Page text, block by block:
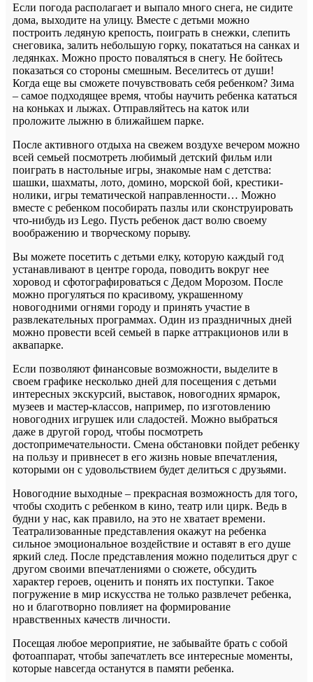
Если погода располагает и выпало много снега, не сидите
дома, выходите на улицу. Вместе с детьми можно
построить ледяную крепость, поиграть в снежки, слепить
снеговика, залить небольшую горку, покататься на санках и
ледянках. Можно просто поваляться в снегу. Не бойтесь
показаться со стороны смешным. Веселитесь от души!
Когда еще вы сможете почувствовать себя ребенком? Зима
– самое подходящее время, чтобы научить ребенка кататься
на коньках и лыжах. Отправляйтесь на каток или
проложите лыжню в ближайшем парке.
После активного отдыха на свежем воздухе вечером можно
всей семьей посмотреть любимый детский фильм или
поиграть в настольные игры, знакомые нам с детства:
шашки, шахматы, лото, домино, морской бой, крестики-
нолики, игры тематической направленности… Можно
вместе с ребенком пособирать пазлы или сконструировать
что-нибудь из Lego. Пусть ребенок даст волю своему
воображению и творческому порыву.
Вы можете посетить с детьми елку, которую каждый год
устанавливают в центре города, поводить вокруг нее
хоровод и сфотографироваться с Дедом Морозом. После
можно прогуляться по красивому, украшенному
новогодними огнями городу и принять участие в
развлекательных программах. Один из праздничных дней
можно провести всей семьей в парке аттракционов или в
аквапарке.
Если позволяют финансовые возможности, выделите в
своем графике несколько дней для посещения с детьми
интересных экскурсий, выставок, новогодних ярмарок,
музеев и мастер-классов, например, по изготовлению
новогодних игрушек или сладостей. Можно выбраться
даже в другой город, чтобы посмотреть
достопримечательности. Смена обстановки пойдет ребенку
на пользу и привнесет в его жизнь новые впечатления,
которыми он с удовольствием будет делиться с друзьями.
Новогодние выходные – прекрасная возможность для того,
чтобы сходить с ребенком в кино, театр или цирк. Ведь в
будни у нас, как правило, на это не хватает времени.
Театрализованные представления окажут на ребенка
сильное эмоциональное воздействие и оставят в его душе
яркий след. После представления можно поделиться друг с
другом своими впечатлениями о сюжете, обсудить
характер героев, оценить и понять их поступки. Такое
погружение в мир искусства не только развлечет ребенка,
но и благотворно повлияет на формирование
нравственных качеств личности.
Посещая любое мероприятие, не забывайте брать с собой
фотоаппарат, чтобы запечатлеть все интересные моменты,
которые навсегда останутся в памяти ребенка.